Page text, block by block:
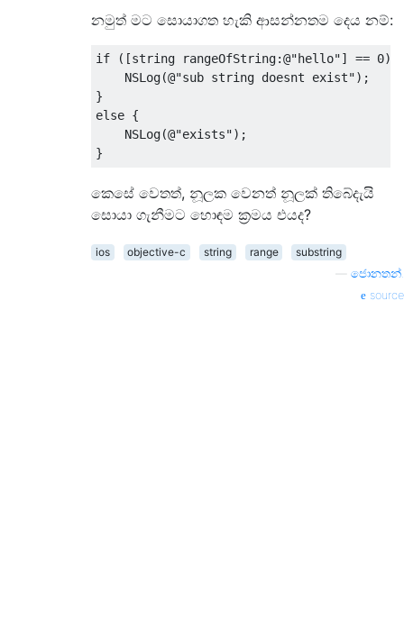
නමුත් මට සොයාගත හැකි ආසන්නතම දෙය නම්:
if ([string rangeOfString:@"hello"] == 0)
NSLog(@"sub string doesnt exist");
}
else {
NSLog(@"exists");
}
කෙසේ වෙතත්, නූලක වෙනත් නූලක් තිබේදැයි
සොයා ගැනීමට හොඳම ක්‍රමය එයද?
ios objective-c string range
substring
ජොනතන්.
source